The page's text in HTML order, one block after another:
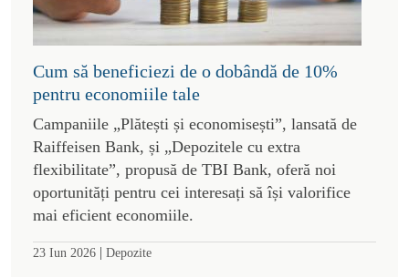
Cum să beneficiezi de o dobândă de 10%
pentru economiile tale
Campaniile „Plătești și economisești”, lansată de
Raiffeisen Bank, și „Depozitele cu extra
flexibilitate”, propusă de TBI Bank, oferă noi
oportunități pentru cei interesați să își valorifice
mai eficient economiile.
23 Iun 2026 | Depozite